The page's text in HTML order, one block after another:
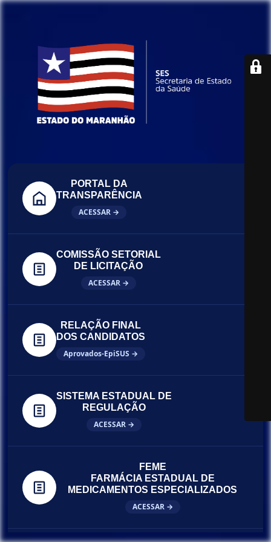
PORTAL DA
TRANSPARÊNCIA
ACESSAR →
COMISSÃO SETORIAL
DE LICITAÇÃO
ACESSAR →
RELAÇÃO FINAL
DOS CANDIDATOS
Aprovados-EpiSUS →
SISTEMA ESTADUAL DE
REGULAÇÃO
ACESSAR →
FEME
FARMÁCIA ESTADUAL DE
MEDICAMENTOS ESPECIALIZADOS
ACESSAR →